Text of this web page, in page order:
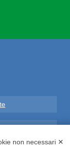
non necessari ✕